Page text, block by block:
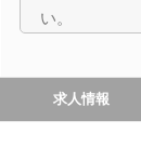
い。
求人情報